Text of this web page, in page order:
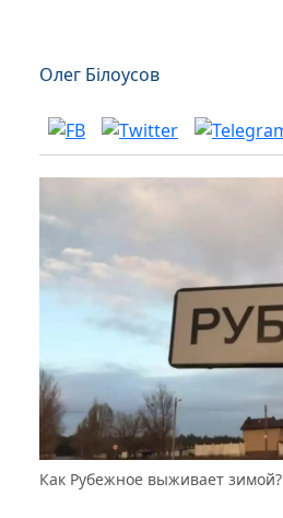
Олег Білоусов
Как Рубежное выживает зимой?